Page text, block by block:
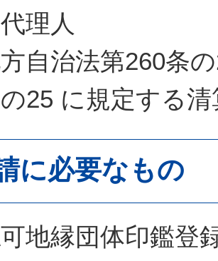
理人
自治法第260条
25 に規定する清
に必要なもの
地縁団体印鑑登